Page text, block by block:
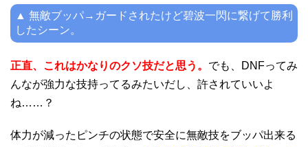
▲ 無敵ブッパ→ガードされたけど碧波一閃に繋げて勝利
したシーン。
正直、これはかなりのクソ技だと思う。 でも、DNFってみ
んなが強力な技持ってるみたいだし、許されていいよ
ね……？
体力が減ったピンチの状態で安全に無敵技をブッパ出来る